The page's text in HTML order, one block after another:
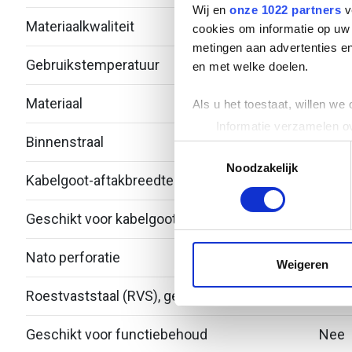
Wij en onze 1022 partners
cookies om informatie op
metingen aan advertenties
en met welke doelen.
Als u het toestaat, willen we
Informatie verzamelen
Uw apparaat
Lees meer over hoe uw
toestemming op elk
websiteverkeer te
media, adverteren en
Noodzakelijk
Weigeren
Materiaalkwaliteit
Gebruikstemperatuur
Materiaal
Binnenstraal 60
Kabelgoot-aftakbreedte
Geschikt voor kabelgoothoogte
Nato perforatie
Roestvaststaal (RVS), gebeitst
Geschikt voor functiebehoud Nee